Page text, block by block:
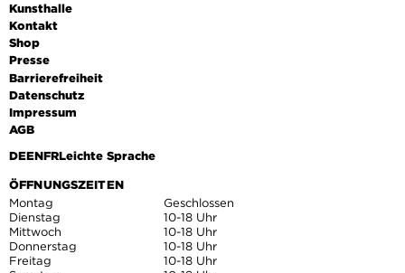
Kunsthalle
Kontakt
Shop
Presse
Barrierefreiheit
Datenschutz
Impressum
AGB
DEENFRLeichte Sprache
ÖFFNUNGSZEITEN
Montag
Geschlossen
Dienstag
10-18 Uhr
Mittwoch
10-18 Uhr
Donnerstag
10-18 Uhr
Freitag
10-18 Uhr